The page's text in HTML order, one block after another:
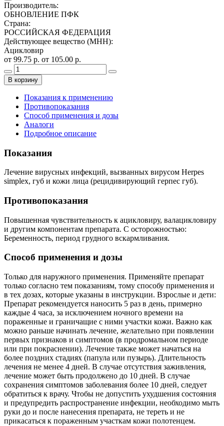
Производитель:
ОБНОВЛЕНИЕ ПФК
Страна:
РОССИЙСКАЯ ФЕДЕРАЦИЯ
Действующее вещество (МНН):
Ацикловир
от 99.75 р. от 105.00 р.
В корзину
Показания к применению
Противопоказания
Способ применения и дозы
Аналоги
Подробное описание
Показания
Лечение вирусных инфекций, вызванных вирусом Herpes
simplex, губ и кожи лица (рецидивирующий герпес губ).
Противопоказания
Повышенная чувствительность к ацикловиру, валацикловиру
и другим компонентам препарата. С осторожностью:
Беременность, период грудного вскармливания.
Способ применения и дозы
Только для наружного применения. Применяйте препарат
только согласно тем показаниям, тому способу применения и
в тех дозах, которые указаны в инструкции. Взрослые и дети:
Препарат рекомендуется наносить 5 раз в день, примерно
каждые 4 часа, за исключением ночного времени на
пораженные и граничащие с ними участки кожи. Важно как
можно раньше начинать лечение, желательно при появлении
первых признаков и симптомов (в продромальном периоде
или при покраснении). Лечение также может начаться на
более поздних стадиях (папула или пузырь). Длительность
лечения не менее 4 дней. В случае отсутствия заживления,
лечение может быть продолжено до 10 дней. В случае
сохранения симптомов заболевания более 10 дней, следует
обратиться к врачу. Чтобы не допустить ухудшения состояния
и предупредить распространение инфекции, необходимо мыть
руки до и после нанесения препарата, не тереть и не
прикасаться к пораженным участкам кожи полотенцем.